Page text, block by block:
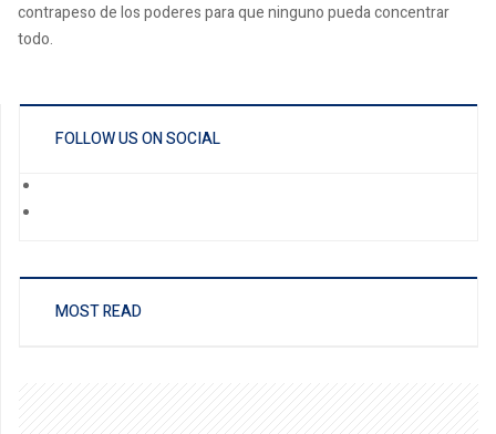
contrapeso de los poderes para que ninguno pueda concentrar
todo.
FOLLOW US ON SOCIAL
MOST READ